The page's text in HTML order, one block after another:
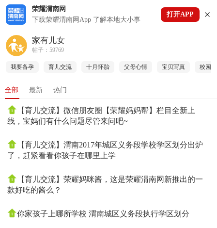
荣耀渭南网
下载荣耀渭南网App 了解本地大小事
打开APP
下拉刷新
家有儿女
帖子：59769
我要备孕 育儿交流 十月怀胎 父母心情 宝贝写真 校园
全部 最新 热门
【育儿交流】微信朋友圈【荣耀妈妈帮】栏目全新上
线，宝妈们有什么问题尽管来问吧~
【育儿交流】渭南2017年城区义务段学校学区划分出炉
了，赶紧看看你孩子在哪里上学
【育儿交流】荣耀妈咪酱，这是荣耀渭南网新推出的一
款好吃的酱么？
你家孩子上哪所学校 渭南城区义务段执行学区划分